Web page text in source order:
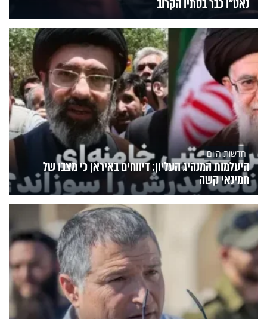
חדשות היום
היעלמות המנהיג העליון: דיווחים באיראן כי מצבו של
חמינאי קשה